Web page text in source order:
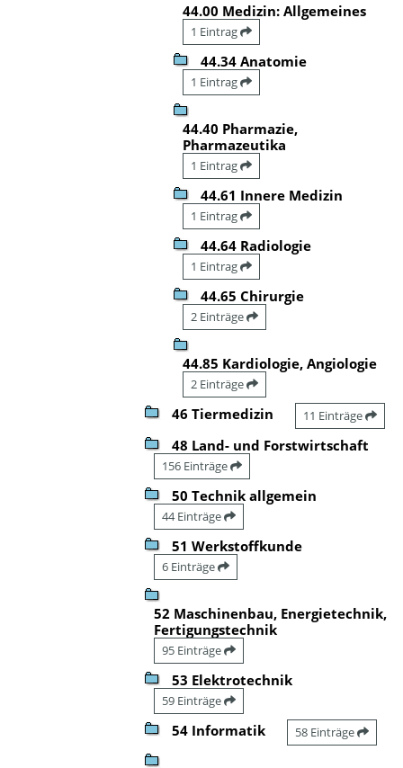
44.00 Medizin: Allgemeines
1 Eintrag
44.34 Anatomie
1 Eintrag
44.40 Pharmazie,
Pharmazeutika
1 Eintrag
44.61 Innere Medizin
1 Eintrag
44.64 Radiologie
1 Eintrag
44.65 Chirurgie
2 Einträge
44.85 Kardiologie, Angiologie
2 Einträge
46 Tiermedizin 11 Einträge
48 Land- und Forstwirtschaft
156 Einträge
50 Technik allgemein
44 Einträge
51 Werkstoffkunde
6 Einträge
52 Maschinenbau, Energietechnik,
Fertigungstechnik
95 Einträge
53 Elektrotechnik
59 Einträge
54 Informatik 58 Einträge